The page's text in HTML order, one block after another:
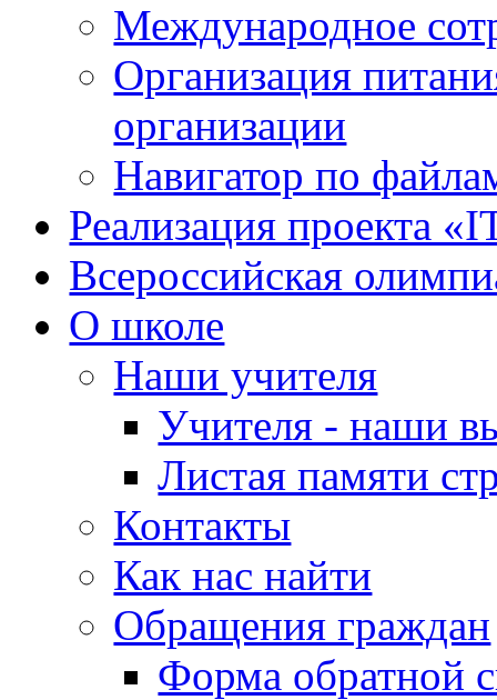
Международное
Организация
организации
Навигатор по
Реализация проекта
Всероссийская
О школе
Наши учителя
Учителя - наши
Листая памяти
Контакты
Как нас найти
Обращения граждан
Форма обратной